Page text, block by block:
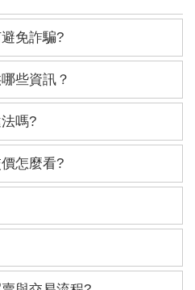
免詐騙?
些資訊？
嗎?
怎麼看?